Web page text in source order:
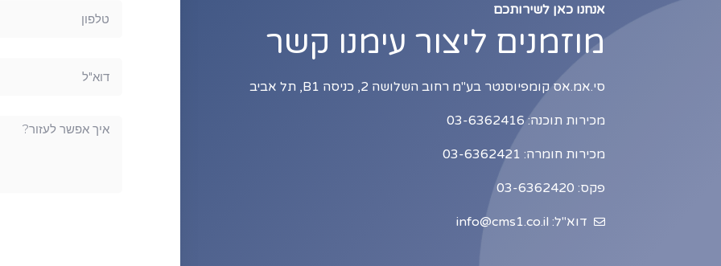
אנחנו כאן לשירותכם
מוזמנים ליצור עימנו קשר
סי.אמ.אס קומפיוסנטר בע"מ רחוב השלושה 2, כניסה B1, תל אביב
מכירות תוכנה: 03-6362416
מכירות חומרה: 03-6362421
פקס: 03-6362420
דוא"ל: info@cms1.co.il